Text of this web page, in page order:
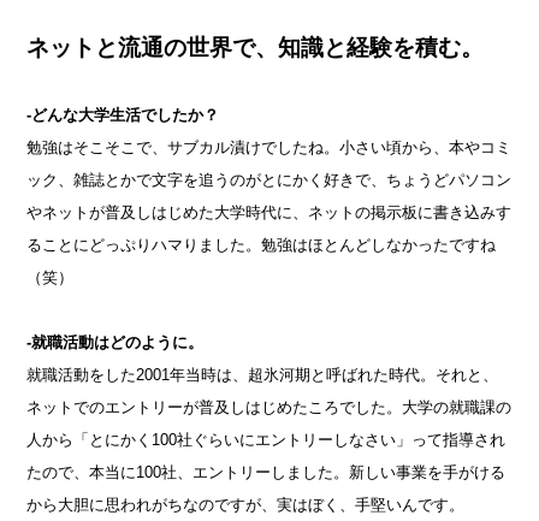
ネットと流通の世界で、知識と経験を積む。
-どんな大学生活でしたか？
勉強はそこそこで、サブカル漬けでしたね。小さい頃から、本やコミ
ック、雑誌とかで文字を追うのがとにかく好きで、ちょうどパソコン
やネットが普及しはじめた大学時代に、ネットの掲示板に書き込みす
ることにどっぷりハマりました。勉強はほとんどしなかったですね
（笑）
-就職活動はどのように。
就職活動をした2001年当時は、超氷河期と呼ばれた時代。それと、
ネットでのエントリーが普及しはじめたころでした。大学の就職課の
人から「とにかく100社ぐらいにエントリーしなさい」って指導され
たので、本当に100社、エントリーしました。新しい事業を手がける
から大胆に思われがちなのですが、実はぼく、手堅いんです。